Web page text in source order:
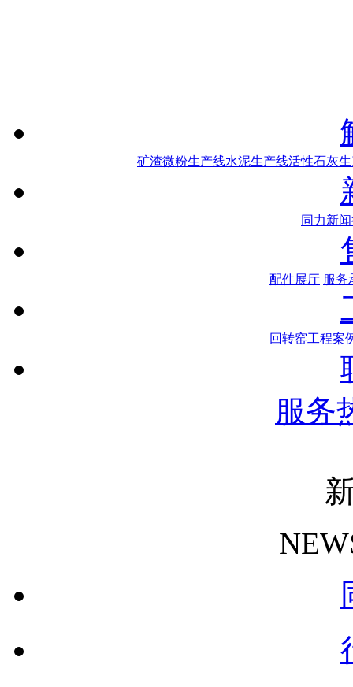
矿渣微粉生产线水泥生产线活性石灰
同力新闻
配件展厅 服务
回转窑工程案
服务